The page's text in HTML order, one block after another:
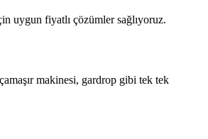
uygun fiyatlı çözümler sağlıyoruz.
makinesi, gardrop gibi tek tek